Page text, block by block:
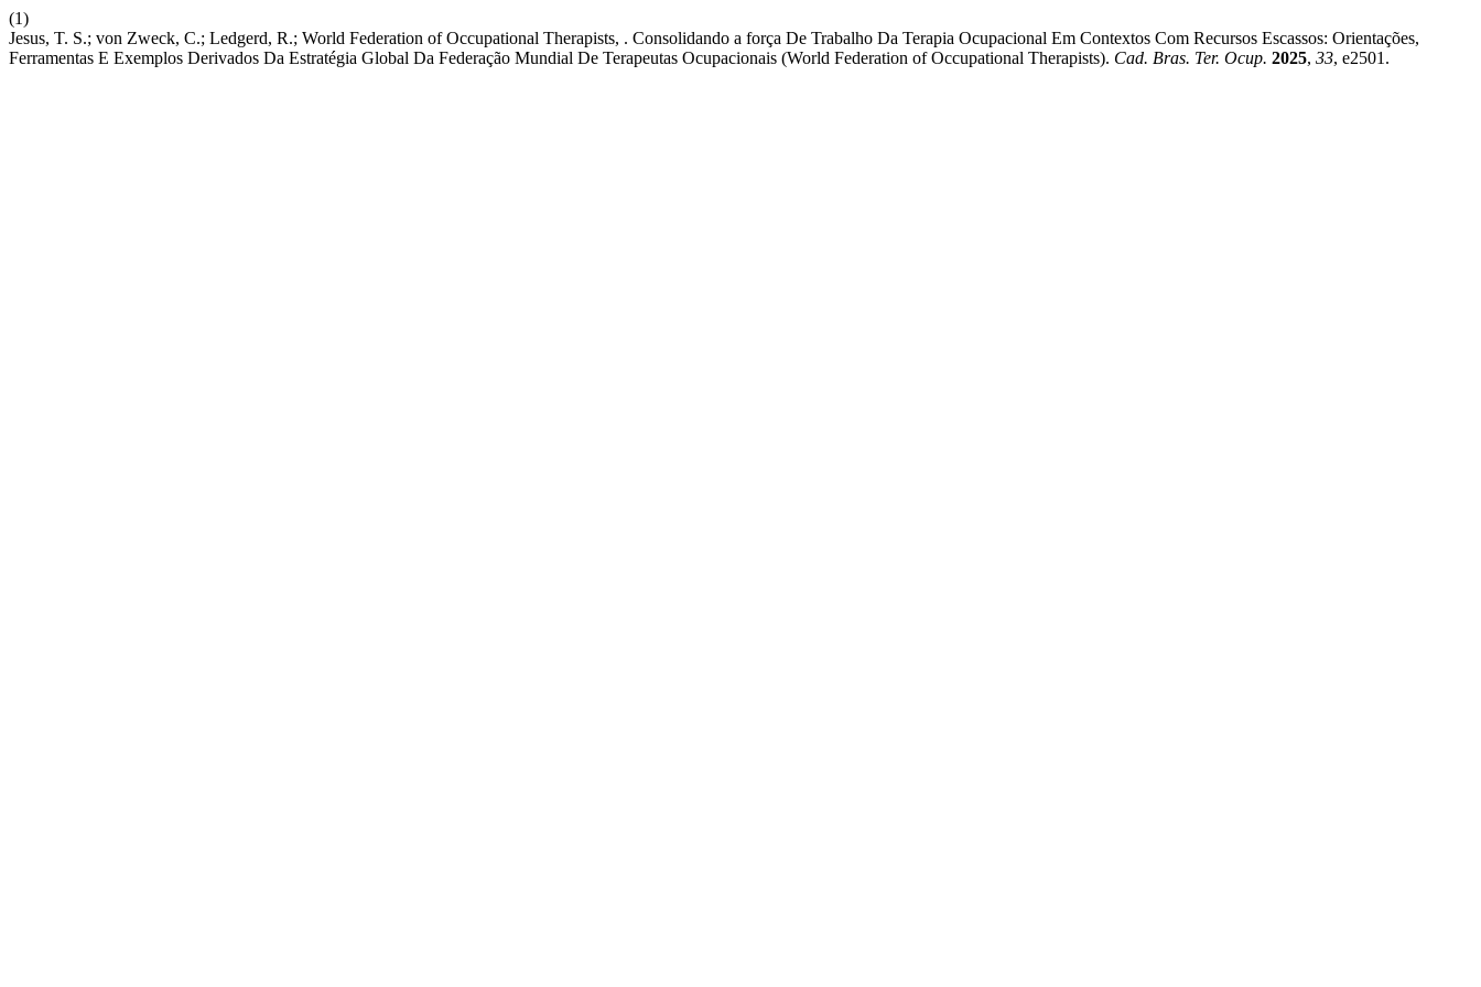
(1)
Jesus, T. S.; von Zweck, C.; Ledgerd, R.; World Federation of Occupational Therapists, . Consolidando a força De Trabalho Da Terapia Ocupacional Em Contextos Com Recursos Escassos: Orientações,
Ferramentas E Exemplos Derivados Da Estratégia Global Da Federação Mundial De Terapeutas Ocupacionais (World Federation of Occupational Therapists). Cad. Bras. Ter. Ocup. 2025, 33, e2501.